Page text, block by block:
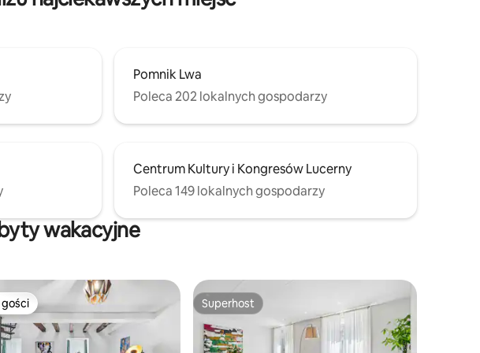
Pomnik Lwa
Poleca 202 lokalnych gospodarzy
Centrum Kultury i Kongresów Lucerny
Poleca 149 lokalnych gospodarzy
wakacyjne
gości Superhost
Superhost